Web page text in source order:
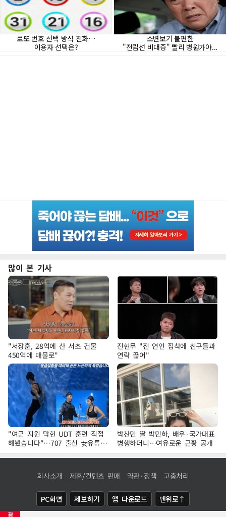
광
많이 본 기사
"서장훈, 28억에 산 서초 건물
450억에 매물로"
전현무 "전 연인 집착에 친구들과
연락 끊어"
"여군 지원 막힌 UDT 훈련 직접
해봤습니다"…707 출신 女유튜버
'완벽 소화'
박찬민 딸 박민하, 배우·국가대표
병행하더니…여유로운 근황 공개
회사소개 제휴/컨텐츠 판매 약관·정책 고충처리
PC화면 제보하기 앱 다운로드 맨위로↑